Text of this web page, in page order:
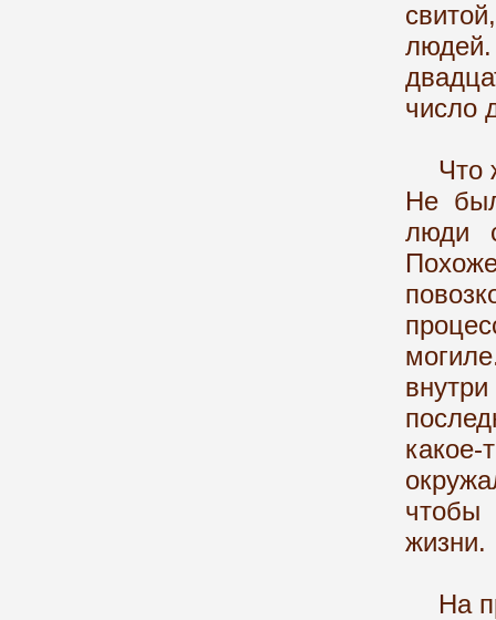
людей.
число
Что
Не
люди
какое-
чтобы
жизни.
На